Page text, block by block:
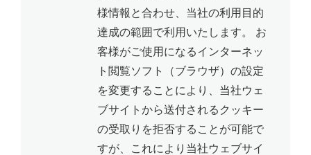
様情報と合わせ、当社の利用目的
達成の範囲で利用いたします。 お
客様がご使用になるインターネッ
ト閲覧ソフト（ブラウザ）の設定
を変更することにより、当社ウェ
ブサイトから送付されるクッキー
の受取りを拒否することが可能で
すが、これにより当社ウェブサイ